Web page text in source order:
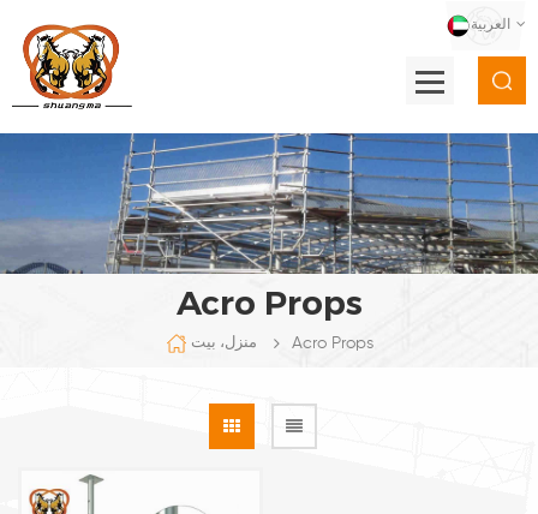
العربية
Acro Props
منزل، بيت Acro Props